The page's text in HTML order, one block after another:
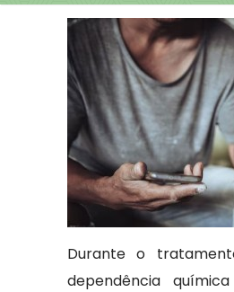
Durante o
dependência